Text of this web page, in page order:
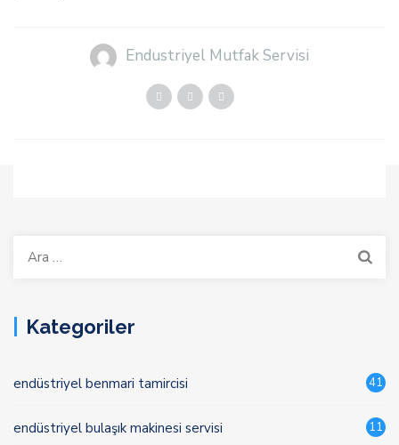
Endustriyel Mutfak Servisi
Arama:
Kategoriler
endüstriyel benmari tamircisi 41
endüstriyel bulaşık makinesi servisi 11